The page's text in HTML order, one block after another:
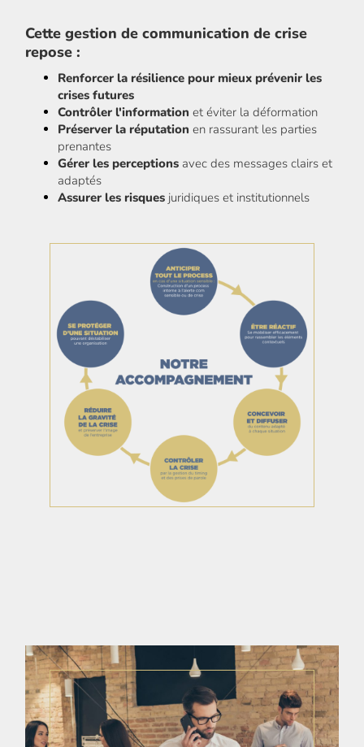
Cette gestion de communication de crise
repose :
Renforcer la résilience pour mieux prévenir les
crises futures
Contrôler l'information et éviter la déformation
Préserver la réputation en rassurant les parties
prenantes
Gérer les perceptions avec des messages clairs et
adaptés
Assurer les risques juridiques et institutionnels